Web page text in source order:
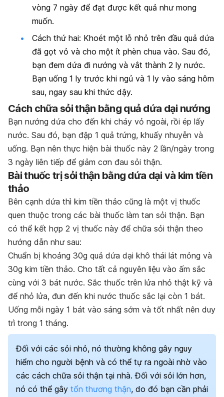
vòng 7 ngày để đạt được kết quả như mong
muốn.
Cách thứ hai: Khoét một lỗ nhỏ trên đầu quả dứa
đã gọt vỏ và cho một ít phèn chua vào. Sau đó,
bạn đem dứa đi nướng và vắt thành 2 ly nước.
Bạn uống 1 ly trước khi ngủ và 1 ly vào sáng hôm
sau, ngay sau khi thức dậy.
Cách chữa sỏi thận bằng quả dứa dại nướng
Bạn nướng dứa cho đến khi cháy vỏ ngoài, rồi ép lấy
nước. Sau đó, bạn đập 1 quả trứng, khuấy nhuyễn và
uống. Bạn nên thực hiện bài thuốc này 2 lần/ngày trong
3 ngày liên tiếp để giảm cơn đau sỏi thận.
Bài thuốc trị sỏi thận bằng dứa dại và kim tiền
thảo
Bên cạnh dứa thì kim tiền thảo cũng là một vị thuốc
quen thuộc trong các bài thuốc làm tan sỏi thận. Bạn
có thể kết hợp 2 vị thuốc này để chữa sỏi thận theo
hướng dẫn như sau:
Chuẩn bị khoảng 30g quả dứa dại khô thái lát mỏng và
30g kim tiền thảo. Cho tất cả nguyên liệu vào ấm sắc
cùng với 3 bát nước. Sắc thuốc trên lửa nhỏ thật kỹ và
để nhỏ lửa, đun đến khi nước thuốc sắc lại còn 1 bát.
Uống mỗi ngày 1 bát vào sáng sớm và tốt nhất nên duy
trì trong 1 tháng.
Đối với các sỏi nhỏ, nó thường không gây nguy
hiểm cho người bệnh và có thể tự ra ngoài nhờ vào
các cách chữa sỏi thận tại nhà. Đối với sỏi lớn hơn,
nó có thể gây tổn thương thận, do đó bạn cần phải